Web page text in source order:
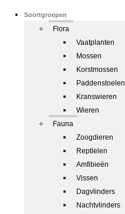
Soortgroepen
Flora
Vaatplanten
Mossen
Korstmossen
Paddenstoelen
Kranswieren
Wieren
Fauna
Zoogdieren
Reptielen
Amfibieën
Vissen
Dagvlinders
Nachtvlinders